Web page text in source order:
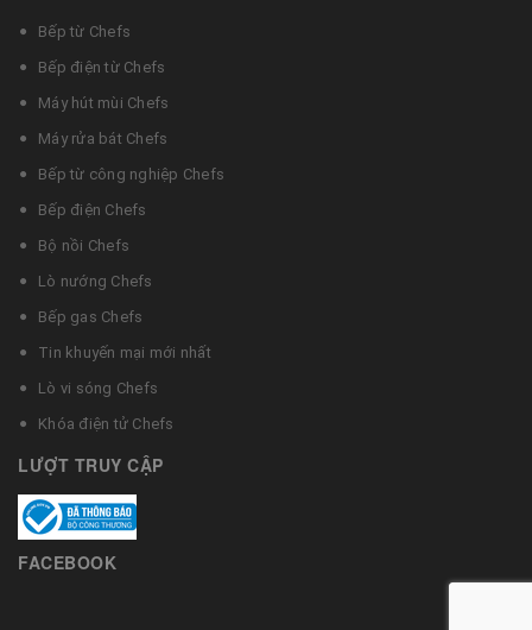
Bếp từ Chefs
Bếp điện từ Chefs
Máy hút mùi Chefs
Máy rửa bát Chefs
Bếp từ công nghiệp Chefs
Bếp điện Chefs
Bộ nồi Chefs
Lò nướng Chefs
Bếp gas Chefs
Tin khuyến mại mới nhất
Lò vi sóng Chefs
Khóa điện tử Chefs
LƯỢT TRUY CẬP
FACEBOOK